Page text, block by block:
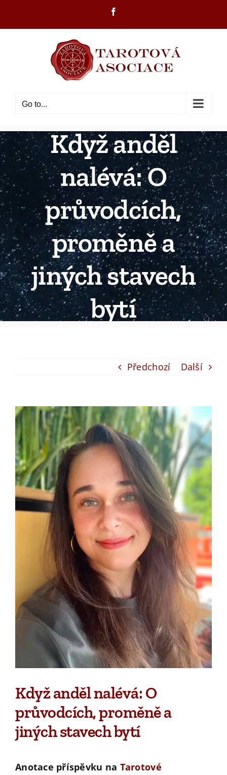
Go to...
Když anděl
nalévá: O
průvodcích,
proměně a
jiných stavech
bytí
Předchozí Další
View
Larger
Image
Když anděl nalévá: O
průvodcích, proměně a
jiných stavech bytí
Anotace příspěvku na Tarotové